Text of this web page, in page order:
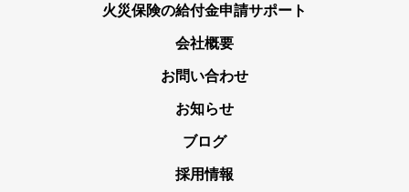
火災保険の給付金申請サポート
会社概要
お問い合わせ
お知らせ
ブログ
採用情報